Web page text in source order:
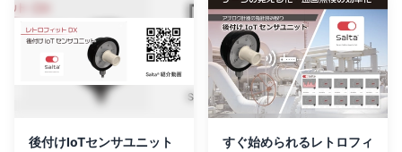
後付けIoTセンサユニット
すぐ始められるレトロフィ